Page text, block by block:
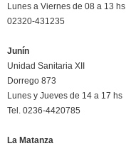
Lunes a Viernes de 08 a 13 hs.
02320-431235
Junín
Unidad Sanitaria XII
Dorrego 873
Lunes y Jueves de 14 a 17 hs
Tel. 0236-4420785
La Matanza